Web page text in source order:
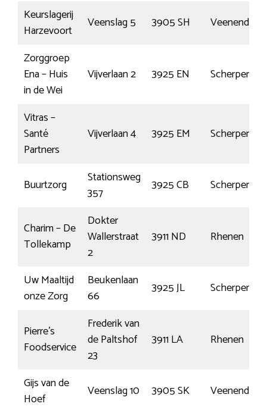
Keurslagerij
Harzevoort
Veenslag 5 3905 SH
Veenendaal
Zorggroep
Ena – Huis
in de Wei
Vijverlaan 2 3925 EN
Vitras –
Santé
Partners
Vijverlaan 4 3925 EM
Buurtzorg
Stationsweg
357
3925 CB
Charim – De
Tollekamp
Dokter
Wallerstraat
2
3911 ND Rhenen
Uw Maaltijd
onze Zorg
Beukenlaan
66
3925 JL
Pierre’s
Foodservice
Frederik van
de Paltshof
23
3911 LA Rhenen
Gijs van de
Hoef
Veenslag 10 3905 SK Veenendaal